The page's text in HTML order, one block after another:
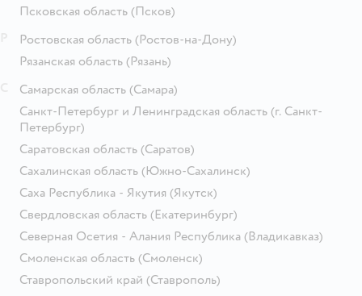
Псковская область (Псков)
Ростовская область (Ростов-на-Дону)
Рязанская область (Рязань)
Самарская область (Самара)
Санкт-Петербург и Ленинградская область (г. Санкт-
Петербург)
Саратовская область (Саратов)
Сахалинская область (Южно-Сахалинск)
Саха Республика - Якутия (Якутск)
Свердловская область (Екатеринбург)
Северная Осетия - Алания Республика (Владикавказ)
Смоленская область (Смоленск)
Ставропольский край (Ставрополь)